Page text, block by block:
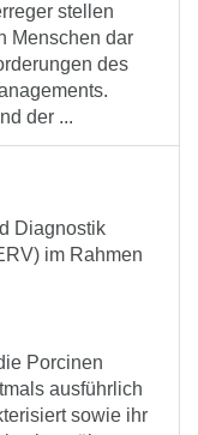
stellen
Menschen dar
des
der ...
Diagnostik
im Rahmen
Porcinen
ausführlich
sowie ihr